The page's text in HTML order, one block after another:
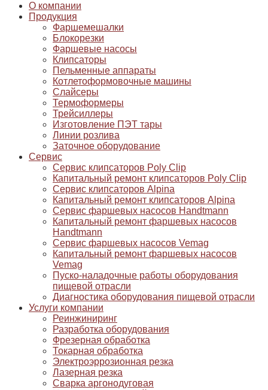
О компании
Продукция
Фаршемешалки
Блокорезки
Фаршевые насосы
Клипсаторы
Пельменные аппараты
Котлетоформовочные машины
Слайсеры
Термоформеры
Трейсиллеры
Изготовление ПЭТ тары
Линии розлива
Заточное оборудование
Сервис
Сервис клипсаторов Poly Clip
Капитальный ремонт клипсаторов Poly Clip
Сервис клипсаторов Alpina
Капитальный ремонт клипсаторов Alpina
Сервис фаршевых насосов Handtmann
Капитальный ремонт фаршевых насосов
Handtmann
Сервис фаршевых насосов Vemag
Капитальный ремонт фаршевых насосов
Vemag
Пуско-наладочные работы оборудования
пищевой отрасли
Диагностика оборудования пищевой отрасли
Услуги компании
Реинжиниринг
Разработка оборудования
Фрезерная обработка
Токарная обработка
Электроэррозионная резка
Лазерная резка
Сварка аргонодуговая